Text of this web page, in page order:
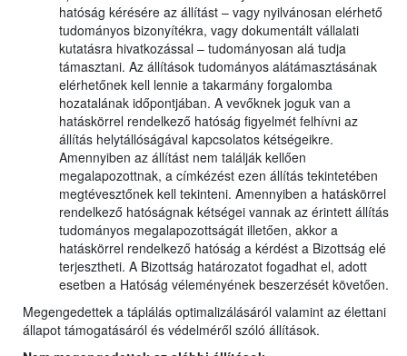
hatóság kérésére az állítást – vagy nyilvánosan elérhető
tudományos bizonyítékra, vagy dokumentált vállalati
kutatásra hivatkozással – tudományosan alá tudja
támasztani. Az állítások tudományos alátámasztásának
elérhetőnek kell lennie a takarmány forgalomba
hozatalának időpontjában. A vevőknek joguk van a
hatáskörrel rendelkező hatóság figyelmét felhívni az
állítás helytállóságával kapcsolatos kétségeikre.
Amennyiben az állítást nem találják kellően
megalapozottnak, a címkézést ezen állítás tekintetében
megtévesztőnek kell tekinteni. Amennyiben a hatáskörrel
rendelkező hatóságnak kétségei vannak az érintett állítás
tudományos megalapozottságát illetően, akkor a
hatáskörrel rendelkező hatóság a kérdést a Bizottság elé
terjesztheti. A Bizottság határozatot fogadhat el, adott
esetben a Hatóság véleményének beszerzését követően.
Megengedettek a táplálás optimalizálásáról valamint az élettani
állapot támogatásáról és védelméről szóló állítások.